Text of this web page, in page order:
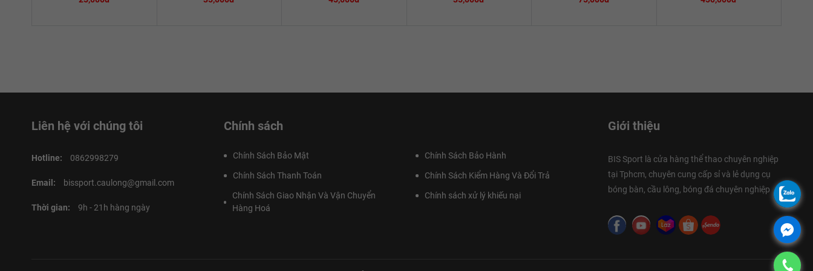
Liên hệ với chúng tôi
Hotline: 0862998279
Email: bissport.caulong@gmail.com
Thời gian: 9h - 21h hàng ngày
Chính sách
Chính Sách Bảo Mật Chính Sách Bảo Hành
Chính Sách Thanh Toán Chính Sách Kiểm Hàng Và Đổi Trả
Chính Sách Giao Nhận Và Vận Chuyển
Hàng Hoá
Chính sách xử lý khiếu nại
Giới thiệu
BIS Sport là cửa hàng thể thao chuyên nghiệp
tại Tphcm, chuyên cung cấp sỉ và lẻ dụng cụ
bóng bàn, cầu lông, bóng đá chuyên nghiệp